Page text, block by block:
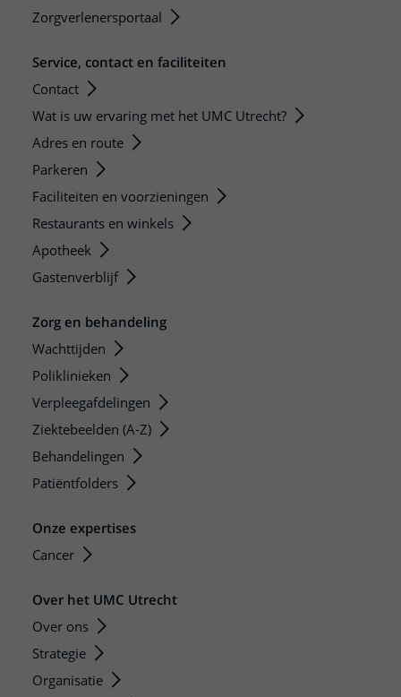
Zorgverlenersportaal
Service, contact en faciliteiten
Contact
Wat is uw ervaring met het UMC Utrecht?
Adres en route
Parkeren
Faciliteiten en voorzieningen
Restaurants en winkels
Apotheek
Gastenverblijf
Zorg en behandeling
Wachttijden
Poliklinieken
Verpleegafdelingen
Ziektebeelden (A-Z)
Behandelingen
Patiëntfolders
Onze expertises
Cancer
Over het UMC Utrecht
Over ons
Strategie
Organisatie